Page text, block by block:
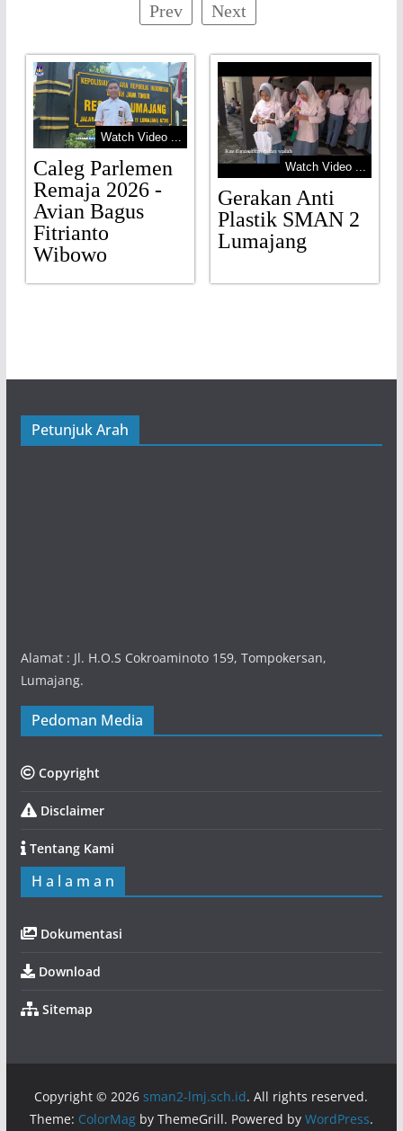
Prev Next
Watch Video ...
Caleg Parlemen
Remaja 2026 -
Avian Bagus
Fitrianto
Wibowo
Watch Video ...
Gerakan Anti
Plastik SMAN 2
Lumajang
Petunjuk Arah
Alamat : Jl. H.O.S Cokroaminoto 159, Tompokersan,
Lumajang.
Pedoman Media
Copyright
Disclaimer
Tentang Kami
H a l a m a n
Dokumentasi
Download
Sitemap
Copyright © 2026sman2-lmj.sch.id. All rights reserved.
Theme: ColorMagby ThemeGrill. Powered by WordPress.